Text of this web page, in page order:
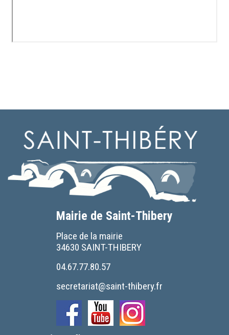
Mairie de Saint-Thibery
Place de la mairie
34630 SAINT-THIBERY
04.67.77.80.57
secretariat@saint-thibery.fr